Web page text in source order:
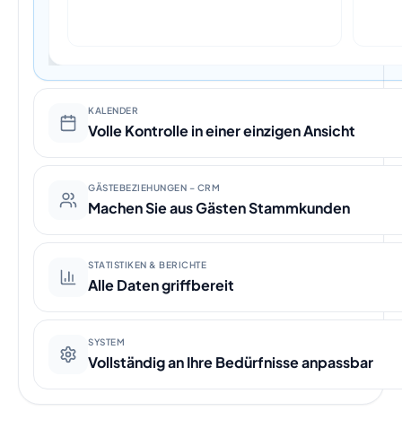
KALENDER
Volle Kontrolle in einer einzigen Ansicht
GÄSTEBEZIEHUNGEN – CRM
Machen Sie aus Gästen Stammkunden
STATISTIKEN & BERICHTE
Alle Daten griffbereit
SYSTEM
Vollständig an Ihre Bedürfnisse anpassbar